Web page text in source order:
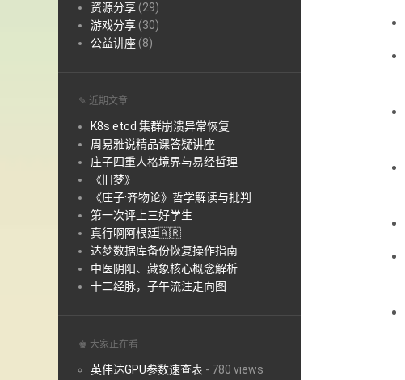
资源分享 (29)
游戏分享 (30)
公益讲座 (8)
✎ 近期文章
K8s etcd 集群崩溃异常恢复
周易雅说精品课答疑讲座
庄子四重人格境界与易经哲理
《旧梦》
《庄子·齐物论》哲学解读与批判
第一次评上三好学生
真行啊阿根廷🇦🇷
达梦数据库备份恢复操作指南
中医阴阳、藏象核心概念解析
十二经脉，子午流注走向图
♚ 大家正在看
英伟达GPU参数速查表 - 780 views